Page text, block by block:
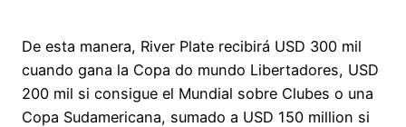
De esta manera, River Plate recibirá USD 300 mil
cuando gana la Copa do mundo Libertadores, USD
200 mil si consigue el Mundial sobre Clubes o una
Copa Sudamericana, sumado a USD 150 million si